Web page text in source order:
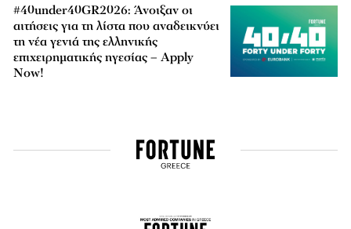
#40under40GR2026: Άνοιξαν οι
αιτήσεις για τη λίστα που αναδεικνύει
τη νέα γενιά της ελληνικής
επιχειρηματικής ηγεσίας – Apply
Now!